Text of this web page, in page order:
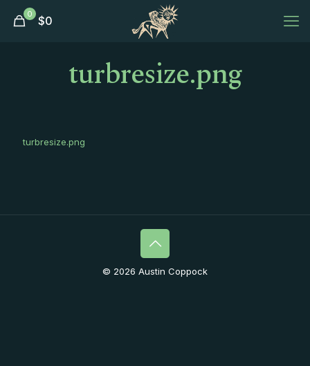
0 $0
turbresize.png
turbresize.png
© 2026 Austin Coppock